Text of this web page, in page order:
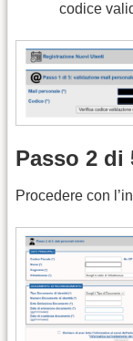
codice
Passo 2 di
Procedere con